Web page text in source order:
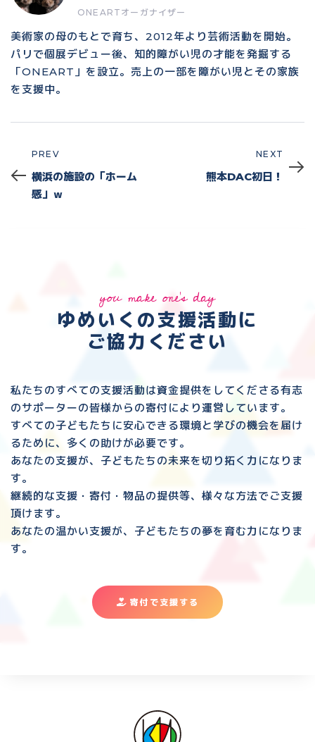
ONEARTオーガナイザー
美術家の母のもとで育ち、2012年より芸術活動を開始。
パリで個展デビュー後、知的障がい児の才能を発掘する
「ONEART」を設立。売上の一部を障がい児とその家族
を支援中。
Prev
PREV
横浜の施設の「ホーム
感」ｗ
NEXT
熊本DAC初日！
you make one's day
ゆめいくの支援活動に
ご協力ください
私たちのすべての支援活動は資金提供をしてくださる有志
のサポーターの皆様からの寄付により運営しています。
すべての子どもたちに安心できる環境と 学びの機会を届け
るために、多くの助けが必要です。
あなたの支援が、子どもたちの未来を切り拓く力になりま
す。
継続的な支援・寄付・物品の提供等、様々な方法でご支援
頂けます。
あなたの温かい支援が、子どもたちの夢を育む力になりま
す。
寄付で支援する